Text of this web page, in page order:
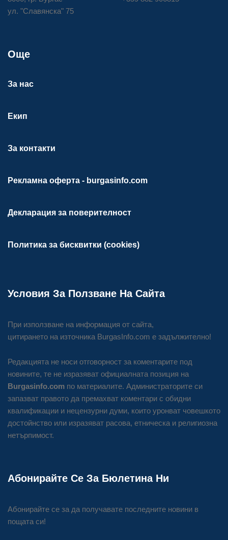
ул. "Славянска" 75
Още
За нас
Екип
За контакти
Рекламна оферта - burgasinfo.com
Декларация за поверителност
Политика за бисквитки (cookies)
Условия За Ползване На Сайта
При използване на информация от сайта,
цитирането на източника BurgasInfo.com е задължително!
Редакцията не носи отговорност за коментарите под
новините, те не изразяват официалната позиция на
Burgasinfo.com по материалите. Администраторите си
запазват правото да премахват коментари с обидни
квалификации и нецензурни думи, които уронват човешкото
достойнство или изразяват расова, етническа и религиозна
нетърпимост.
Абонирайте Се За Бюлетина Ни
Абонирайте се за да получавате последните новини в
пощата си!